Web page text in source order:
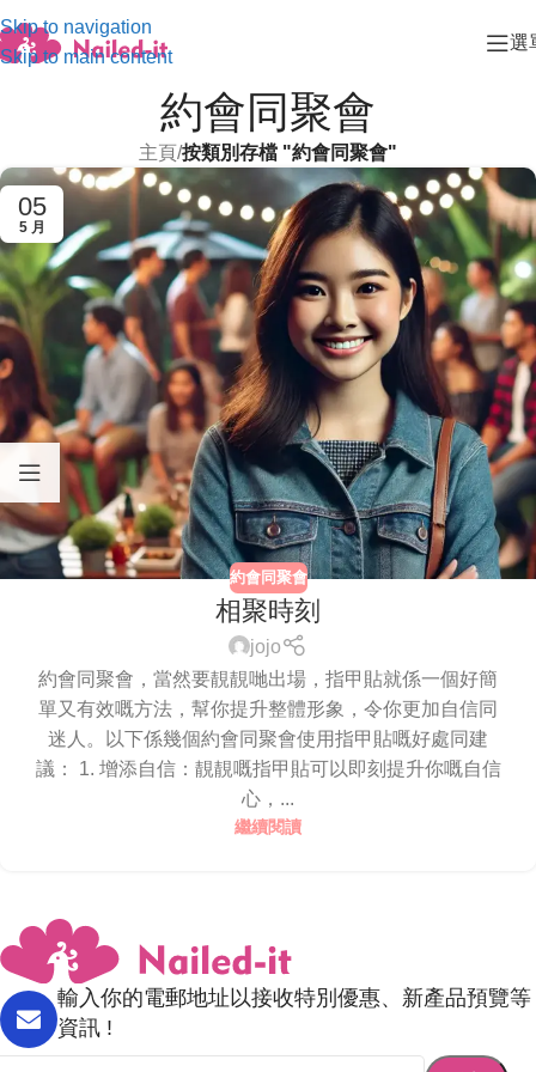
Skip to navigation
Skip to main content
選
約會同聚會
主頁/按類別存檔 "約會同聚會"
05
5 月
約會同聚會
相聚時刻
jojo
約會同聚會，當然要靚靚哋出場，指甲貼就係一個好簡
單又有效嘅方法，幫你提升整體形象，令你更加自信同
迷人。以下係幾個約會同聚會使用指甲貼嘅好處同建
議： 1. 增添自信：靚靚嘅指甲貼可以即刻提升你嘅自信
心，...
繼續閱讀
輸入你的電郵地址以接收特別優惠、新產品預覽等
資訊 !